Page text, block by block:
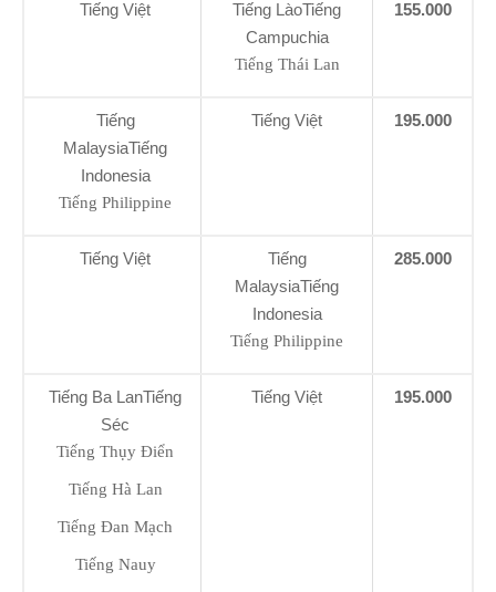
Tiếng Việt
Tiếng LàoTiếng
Campuchia
Tiếng Thái Lan
155.000
Tiếng
MalaysiaTiếng
Indonesia
Tiếng Philippine
Tiếng Việt 195.000
Tiếng Việt
Tiếng
MalaysiaTiếng
Indonesia
Tiếng Philippine
285.000
Tiếng Ba LanTiếng
Séc
Tiếng Thụy Điển
Tiếng Hà Lan
Tiếng Đan Mạch
Tiếng Nauy
Tiếng Việt 195.000